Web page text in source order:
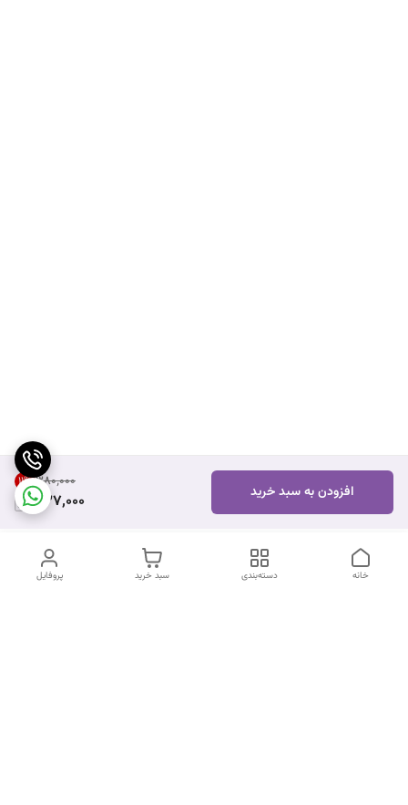
۳۸۰٬۰۰۰ 11%
337,000 افزودن به سبد خرید
پروفایل سبد خرید دسته‌بندی خانه